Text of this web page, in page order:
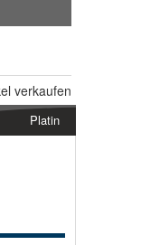
verkaufen
Platin